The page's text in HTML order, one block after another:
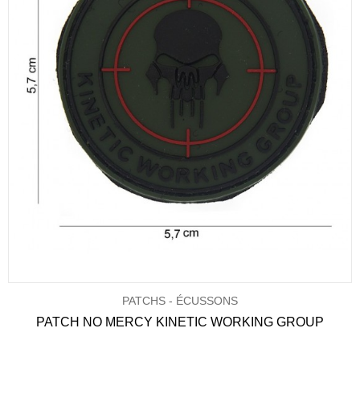
PATCHS - ÉCUSSONS
PATCH NO MERCY KINETIC WORKING GROUP